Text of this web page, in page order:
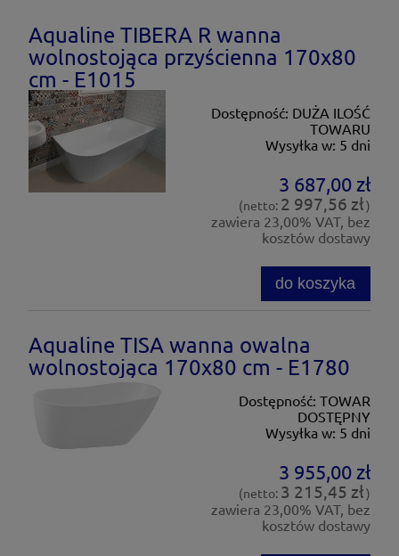
Aqualine TIBERA R wanna
wolnostojąca przyścienna 170x80
cm - E1015
Dostępność: DUŻA ILOŚĆ
TOWARU
Wysyłka w: 5 dni
3 687,00 zł
(netto: 2 997,56 zł)
zawiera 23,00% VAT, bez
kosztów dostawy
do koszyka
Aqualine TISA wanna owalna
wolnostojąca 170x80 cm - E1780
Dostępność: TOWAR
DOSTĘPNY
Wysyłka w: 5 dni
3 955,00 zł
(netto: 3 215,45 zł)
zawiera 23,00% VAT, bez
kosztów dostawy